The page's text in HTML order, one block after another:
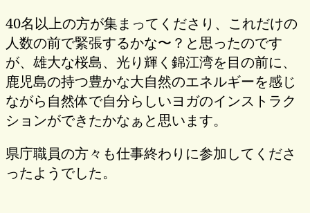
40名以上の方が集まってくださり、これだけの
人数の前で緊張するかな〜？と思ったのです
が、雄大な桜島、光り輝く錦江湾を目の前に、
鹿児島の持つ豊かな大自然のエネルギーを感じ
ながら自然体で自分らしいヨガのインストラク
ションができたかなぁと思います。
県庁職員の方々も仕事終わりに参加してくださ
ったようでした。